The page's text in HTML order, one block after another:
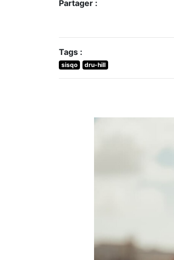
Partager :
Tags :
sisqo dru-hill